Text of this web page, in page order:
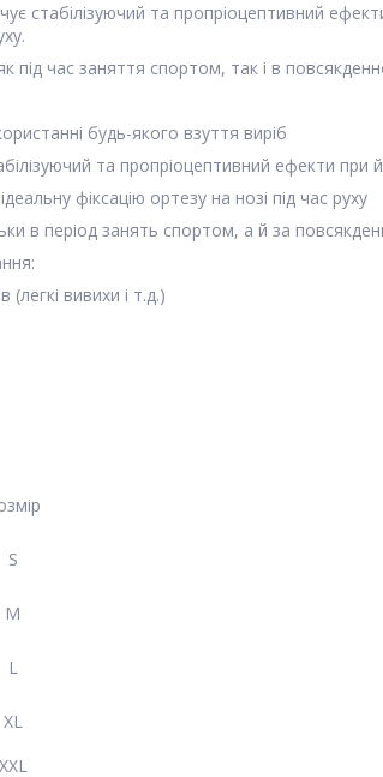
стабілізуючий та пропріоцептивний
час заняття спортом, так і в
будь-якого взуття виріб
та пропріоцептивний ефекти при
фіксацію ортезу на нозі під час руху
в період занять спортом, а й за
вивихи і т.д.)
S
M
L
XL
XXL